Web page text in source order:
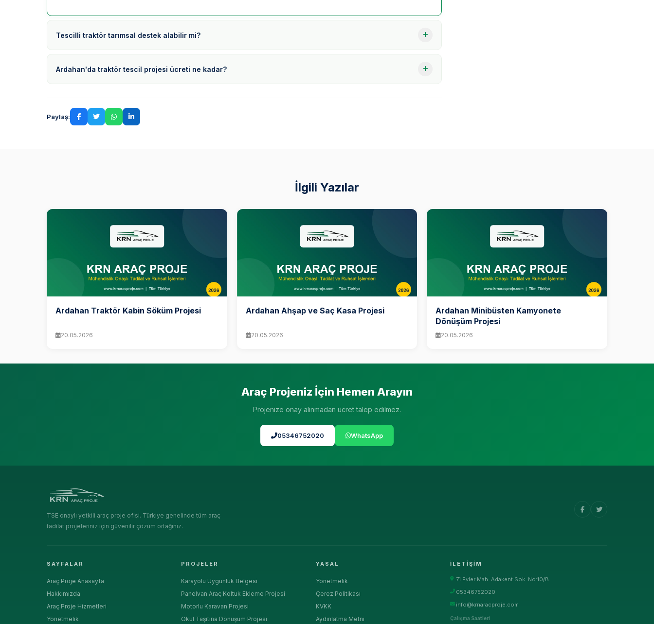
Tescilli traktör tarımsal destek alabilir mi?
Ardahan'da traktör tescil projesi ücreti ne kadar?
Paylaş:
İlgili Yazılar
Ardahan Traktör Kabin Söküm Projesi
20.05.2026
Ardahan Ahşap ve Saç Kasa Projesi
20.05.2026
Ardahan Minibüsten Kamyonete
Dönüşüm Projesi
20.05.2026
Araç Projeniz İçin Hemen Arayın
Projenize onay alınmadan ücret talep edilmez.
05346752020 WhatsApp
TSE onaylı yetkili araç proje ofisi. Türkiye genelinde tüm araç
tadilat projeleriniz için güvenilir çözüm ortağınız.
SAYFALAR
Araç Proje Anasayfa
Hakkımızda
Araç Proje Hizmetleri
Yönetmelik
PROJELER
Karayolu Uygunluk Belgesi
Panelvan Araç Koltuk Ekleme Projesi
Motorlu Karavan Projesi
Okul Taşıtına Dönüşüm Projesi
YASAL
Yönetmelik
Çerez Politikası
KVKK
Aydınlatma Metni
İLETIŞIM
71 Evler Mah. Adakent Sok. No:10/B
05346752020
info@krnaracproje.com
Çalışma Saatleri